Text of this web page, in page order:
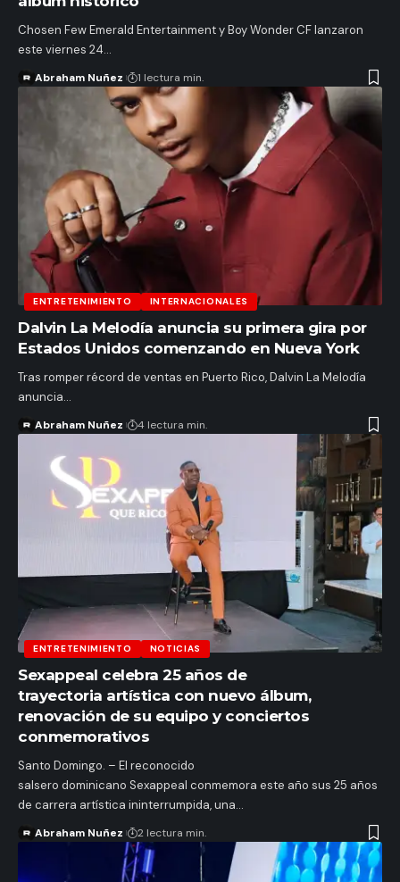
Chosen Few Emerald Entertainment y Boy Wonder CF lanzaron
este viernes 24…
Abraham Nuñez 1 lectura min.
ENTRETENIMIENTO INTERNACIONALES
Dalvin La Melodía anuncia su primera gira por
Estados Unidos comenzando en Nueva York
Tras romper récord de ventas en Puerto Rico, Dalvin La Melodía
anuncia…
Abraham Nuñez 4 lectura min.
ENTRETENIMIENTO NOTICIAS
Sexappeal celebra 25 años de
trayectoria artística con nuevo álbum,
renovación de su equipo y conciertos
conmemorativos
Santo Domingo. – El reconocido
salsero dominicano Sexappeal conmemora este año sus 25 años
de carrera artística ininterrumpida, una…
Abraham Nuñez 2 lectura min.